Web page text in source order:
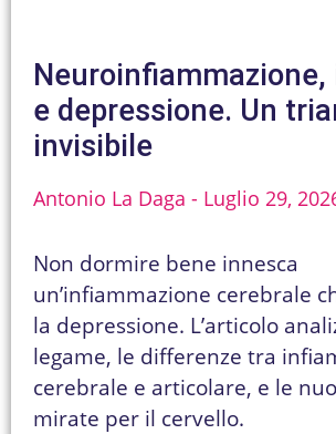
Neuroinfiammazione,
e depressione. Un
invisibile
Antonio La Daga Luglio 29,
Non dormire bene innesca
un’infiammazione cerebrale
la depressione. L’articolo
legame, le differenze tra
cerebrale e articolare, e le
mirate per il cervello.